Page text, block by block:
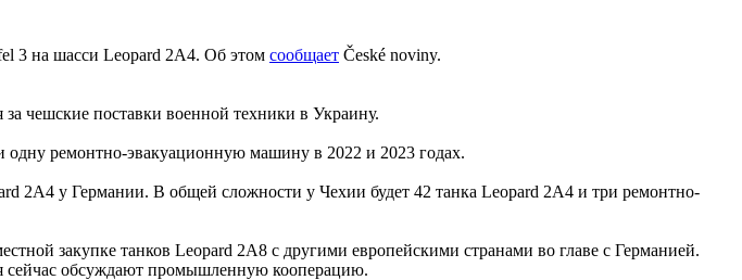
3 на шасси Leopard 2A4. Об этом сообщает České noviny.
чешские поставки военной техники в Украину.
ремонтно-эвакуационную машину в 2022 и 2023 годах.
2A4 у Германии. В общей сложности у Чехии будет 42 танка Leopard 2A4 и три ремонтно-
закупке танков Leopard 2A8 с другими европейскими странами во главе с Германией.
сейчас обсуждают промышленную кооперацию.